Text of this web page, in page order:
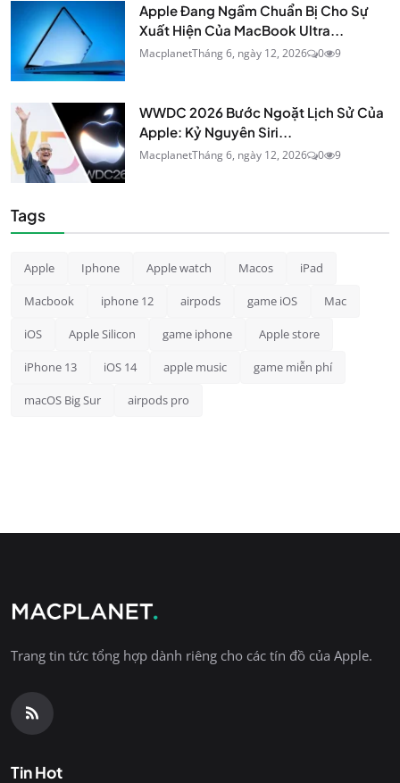
Apple Đang Ngầm Chuẩn Bị Cho Sự
Xuất Hiện Của MacBook Ultra...
MacplanetTháng 6, ngày 12, 2026 0 9
WWDC 2026 Bước Ngoặt Lịch Sử Của
Apple: Kỷ Nguyên Siri...
MacplanetTháng 6, ngày 12, 2026 0 9
Tags
Apple Iphone Apple watch Macos iPad
Macbook iphone 12 airpods game iOS Mac
iOS Apple Silicon game iphone Apple store
iPhone 13 iOS 14 apple music game miễn phí
macOS Big Sur airpods pro
Trang tin tức tổng hợp dành riêng cho các tín đồ của Apple.
Tin Hot